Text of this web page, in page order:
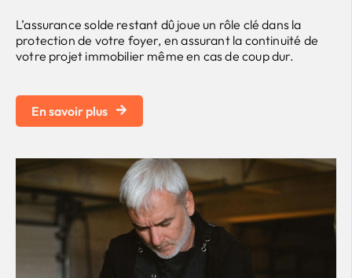
L’assurance solde restant dû joue un rôle clé dans la
protection de votre foyer, en assurant la continuité de
votre projet immobilier même en cas de coup dur.
En savoir plus